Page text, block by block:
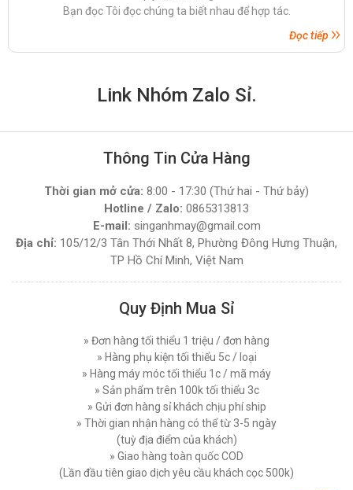
Bạn đọc Tôi đọc chúng ta biết nhau để hợp tác.
Đọc tiếp
Link Nhóm Zalo Sỉ.
Thông Tin Cửa Hàng
Thời gian mở cửa: 8:00 - 17:30 (Thứ hai - Thứ bảy)
Hotline / Zalo: 0865313813
E-mail: singanhmay@gmail.com
Địa chỉ: 105/12/3 Tân Thới Nhất 8, Phường Đông Hưng Thuận,
TP Hồ Chí Minh, Việt Nam
Quy Định Mua Sỉ
» Đơn hàng tối thiểu 1 triệu / đơn hàng
» Hàng phụ kiện tối thiểu 5c / loại
» Hàng máy móc tối thiểu 1c / mã máy
» Sản phẩm trên 100k tối thiểu 3c
» Gửi đơn hàng sỉ khách chịu phí ship
» Thời gian nhận hàng có thể từ 3-5 ngày
(tuỳ địa điểm của khách)
» Giao hàng toàn quốc COD
(Lần đầu tiên giao dịch yêu cầu khách cọc 500k)